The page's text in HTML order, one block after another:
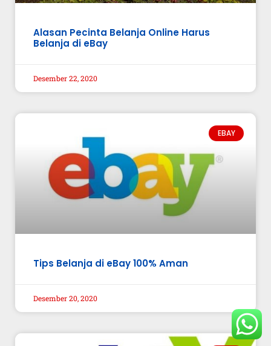
Alasan Pecinta Belanja Online Harus
Belanja di eBay
Desember 22, 2020
EBAY
Tips Belanja di eBay 100% Aman
Desember 20, 2020